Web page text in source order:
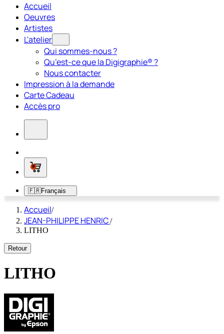
Accueil
Oeuvres
Artistes
L'atelier
Qui sommes-nous ?
Qu’est-ce que la Digigraphie® ?
Nous contacter
Impression à la demande
Carte Cadeau
Accès pro
0
🇫🇷Français
Accueil/
JEAN-PHILIPPE HENRIC/
LITHO
Retour
LITHO